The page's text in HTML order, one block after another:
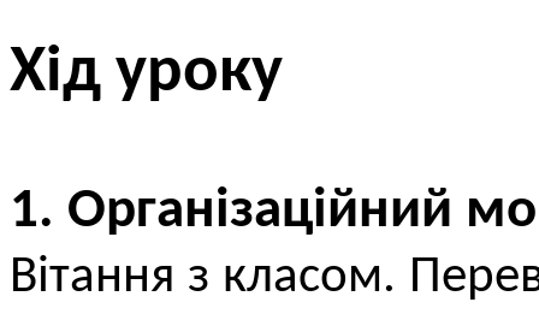
Хід уроку
1. Організаційний
Вітання з класом.